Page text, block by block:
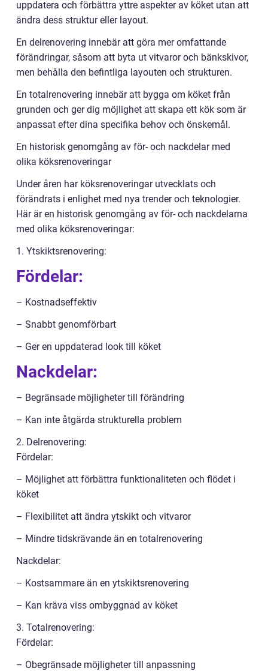
uppdatera och förbättra yttre aspekter av köket utan att
ändra dess struktur eller layout.
En delrenovering innebär att göra mer omfattande
förändringar, såsom att byta ut vitvaror och bänkskivor,
men behålla den befintliga layouten och strukturen.
En totalrenovering innebär att bygga om köket från
grunden och ger dig möjlighet att skapa ett kök som är
anpassat efter dina specifika behov och önskemål.
En historisk genomgång av för- och nackdelar med
olika köksrenoveringar
Under åren har köksrenoveringar utvecklats och
förändrats i enlighet med nya trender och teknologier.
Här är en historisk genomgång av för- och nackdelarna
med olika köksrenoveringar:
1. Ytskiktsrenovering:
Fördelar:
– Kostnadseffektiv
– Snabbt genomförbart
– Ger en uppdaterad look till köket
Nackdelar:
– Begränsade möjligheter till förändring
– Kan inte åtgärda strukturella problem
2. Delrenovering:
Fördelar:
– Möjlighet att förbättra funktionaliteten och flödet i
köket
– Flexibilitet att ändra ytskikt och vitvaror
– Mindre tidskrävande än en totalrenovering
Nackdelar:
– Kostsammare än en ytskiktsrenovering
– Kan kräva viss ombyggnad av köket
3. Totalrenovering:
Fördelar:
– Obegränsade möjligheter till anpassning